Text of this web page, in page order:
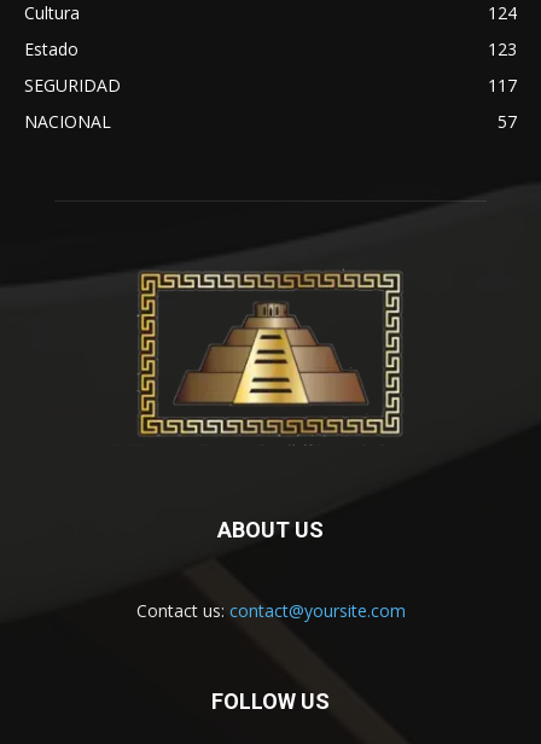
Cultura
124
Estado
123
SEGURIDAD
117
NACIONAL
57
ABOUT US
Contact us: contact@yoursite.com
FOLLOW US